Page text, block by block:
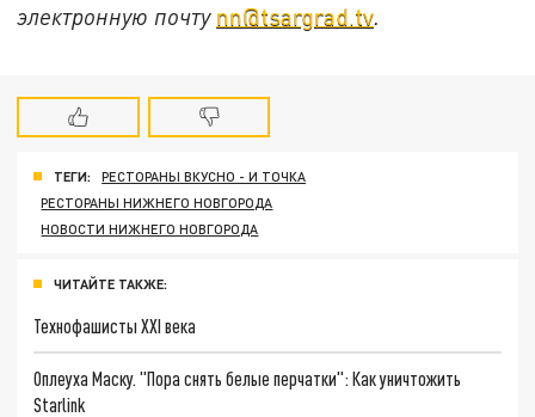
электронную почту nn@tsargrad.tv
ТЕГИ:
РЕСТОРАНЫ ВКУСНО - И ТОЧКА
РЕСТОРАНЫ НИЖНЕГО НОВГОРОДА
НОВОСТИ НИЖНЕГО НОВГОРОДА
ЧИТАЙТЕ ТАКЖЕ:
Технофашисты XXI века
Оплеуха Маску. "Пора снять белые перчатки": Как уничтожить
Starlink